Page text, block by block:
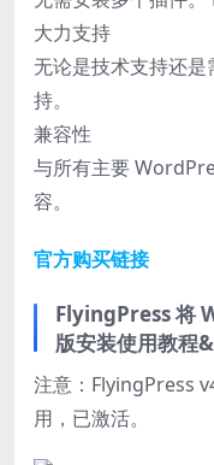
大力支持
无论是技术支持还
持。
兼容性
与所有主要
容。
官方购买链接
FlyingPress 将
版安装使用教程
注意：FlyingPress
用，已激活。